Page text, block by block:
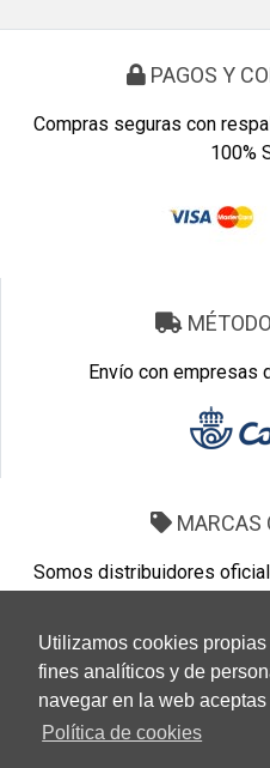
Utilizamos cookies
fines analíticos y de
navegar en la web aceptas
Política de cookies
PAGOS Y
Compras seguras con
100%
Envío con empresas
MARCAS
Somos distribuidores
Marcas 100% Originales.
para que tus gafas